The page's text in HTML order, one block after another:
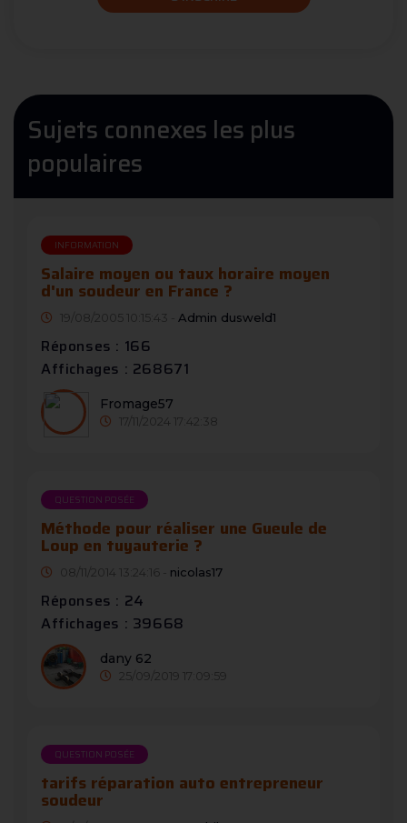
Sujets connexes les plus
populaires
INFORMATION
Salaire moyen ou taux horaire moyen
d'un soudeur en France ?
19/08/2005 10:15:43 - Admin dusweld1
Réponses : 166
Affichages : 268671
Fromage57
17/11/2024 17:42:38
QUESTION POSÉE
Méthode pour réaliser une Gueule de
Loup en tuyauterie ?
08/11/2014 13:24:16 - nicolas17
Réponses : 24
Affichages : 39668
dany 62
25/09/2019 17:09:59
QUESTION POSÉE
tarifs réparation auto entrepreneur
soudeur